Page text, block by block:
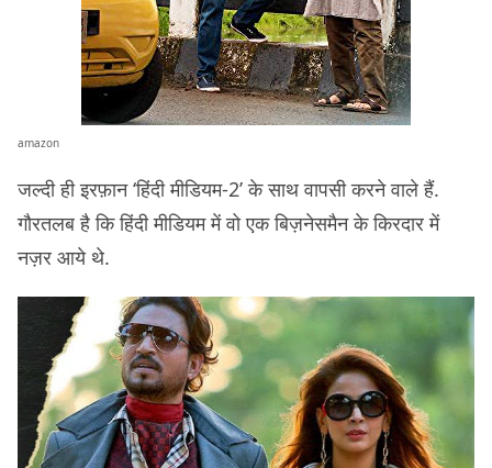
amazon
जल्दी ही इरफ़ान ‘हिंदी मीडियम-2’ के साथ वापसी करने वाले हैं.
गौरतलब है कि हिंदी मीडियम में वो एक बिज़नेसमैन के किरदार में
नज़र आये थे.